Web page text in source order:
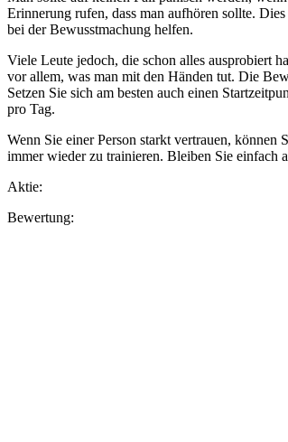
Erinnerung rufen, dass man aufhören sollte.
bei der Bewusstmachung helfen.
Viele Leute jedoch, die schon alles ausprobiert
vor allem, was man mit den Händen tut. Die
Setzen Sie sich am besten auch einen
pro Tag.
Wenn Sie einer Person starkt vertrauen, können
immer wieder zu trainieren. Bleiben Sie einfach
Aktie:
Bewertung: